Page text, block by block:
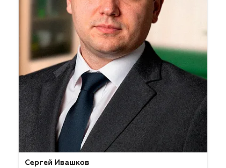
Сергей Ивашков